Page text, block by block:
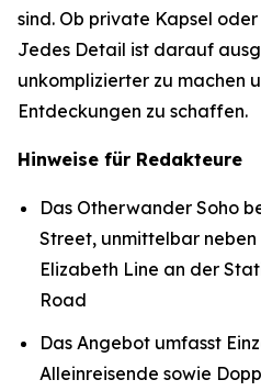
sind. Ob private Kapsel
Jedes Detail ist darauf
unkomplizierter zu machen
Entdeckungen zu schaffen.
Hinweise für Redakteure
Das Otherwander Soho
Street, unmittelbar
Elizabeth Line an der
Road
Das Angebot umfasst
Alleinreisende sowie